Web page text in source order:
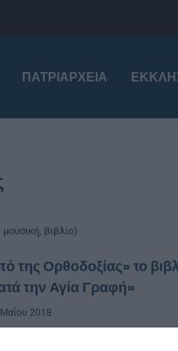
ΠΑΤΡΙΑΡΧΕΊΑ
βιβλίο)
της Ορθοδοξίας» το
την Αγία Γραφή»
2018